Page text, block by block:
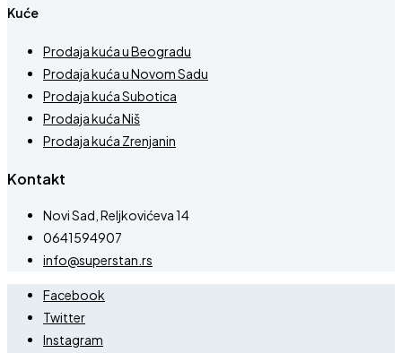
Kuće
Prodaja kuća u Beogradu
Prodaja kuća u Novom Sadu
Prodaja kuća Subotica
Prodaja kuća Niš
Prodaja kuća Zrenjanin
Kontakt
Novi Sad, Reljkovićeva 14
0641594907
info@superstan.rs
Facebook
Twitter
Instagram